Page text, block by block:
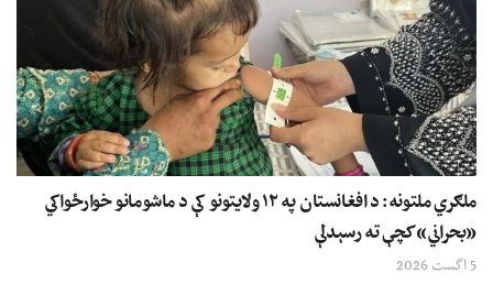
ملګري ملتونه: د افغانستان په ۱۲ ولایتونو کې د ماشومانو خوارځواکي
«بحراني» کچې ته رسېدلې
5 اگست 2026